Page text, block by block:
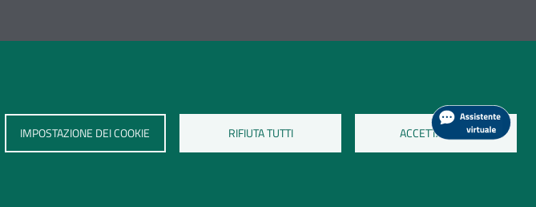
IMPOSTAZIONE DEI COOKIE RIFIUTA TUTTI ACCETTA TUTTI